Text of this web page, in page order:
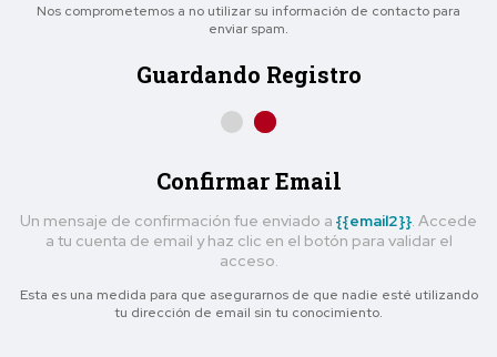
Nos comprometemos a no utilizar su información de contacto para
enviar spam.
Guardando Registro
Confirmar Email
Un mensaje de confirmación fue enviado a {{email2}} . Accede
a tu cuenta de email y haz clic en el botón para validar el
acceso.
Esta es una medida para que asegurarnos de que nadie esté utilizando
tu dirección de email sin tu conocimiento.